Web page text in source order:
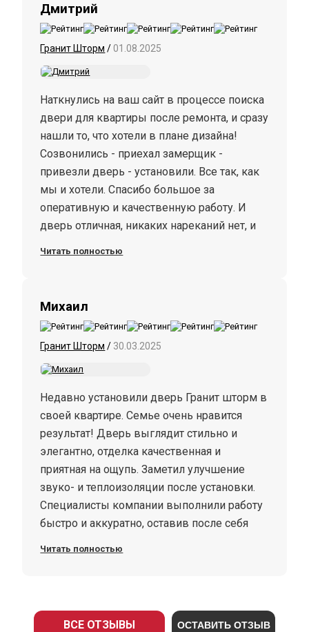
Дмитрий
Гранит Шторм /01.08.2025
Наткнулись на ваш сайт в процессе поиска
двери для квартиры после ремонта, и сразу
нашли то, что хотели в плане дизайна!
Созвонились - приехал замерщик -
привезли дверь - установили. Все так, как
мы и хотели. Спасибо большое за
оперативную и качественную работу. И
дверь отличная, никаких нареканий нет, и
Читать полностью
Михаил
Гранит Шторм / 30.03.2025
Недавно установили дверь Гранит шторм в
своей квартире. Семье очень нравится
результат! Дверь выглядит стильно и
элегантно, отделка качественная и
приятная на ощупь. Заметил улучшение
звуко- и теплоизоляции после установки.
Специалисты компании выполнили работу
быстро и аккуратно, оставив после себя
Читать полностью
ВСЕ ОТЗЫВЫ ОСТАВИТЬ ОТЗЫВ